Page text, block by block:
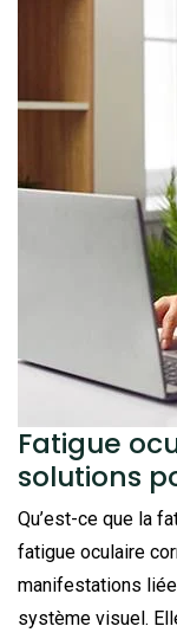
Fatigue
solutions
Qu’est-ce que la
fatigue oculaire
manifestations
système visuel.